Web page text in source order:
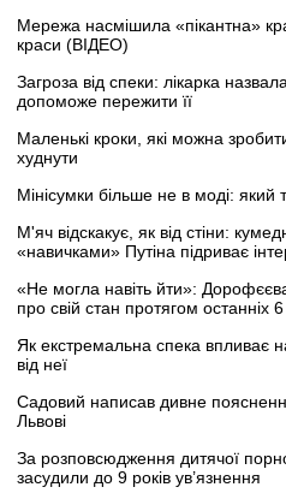
Мережа насмішила «пікантна»
краси (ВІДЕО)
Загроза від спеки: лікарка
допоможе пережити її
Маленькі кроки, які можна
худнути
Мінісумки більше не в моді:
М'яч відскакує, як від стіни:
«навичками» Путіна підриває
«Не могла навіть йти»:
про свій стан протягом останніх 6
Як екстремальна спека впливає
від неї
Садовий написав дивне
Львові
За розповсюдження дитячої
засудили до 9 років ув’язнення